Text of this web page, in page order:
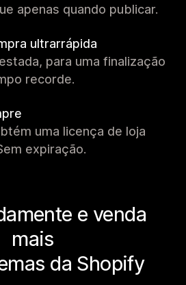
apenas quando publicar.
ultrarrápida
para uma finalização
recorde.
uma licença de loja
expiração.
e venda
mais
da Shopify